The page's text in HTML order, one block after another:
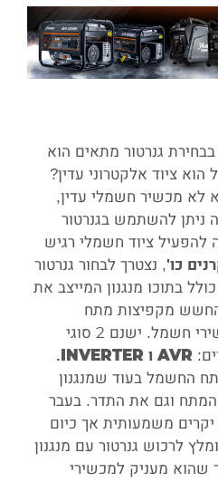
גנרטור מתאים הוא
ציוד אלקטרוני עדין?
לא מכשיר חשמלי עדין,
ניתן להשתמש בגנרטור
להפעיל ציוד חשמלי רגיש
כו', נצטרך לבחור גנרטור
בתוכו מנגנון המייצב את
מקפיצות מתח
שעלולות לגרום נזק במכשירי חשמל. ישנם 2 סוגי
AVR ו INVERTER
.
החשמל בעוד שמנגנון
וגם את התדר. בעבר
יקרים משמעותית אך כיום
לרכוש גנרטור עם מנגנון
שהוא מעניק למכשירי